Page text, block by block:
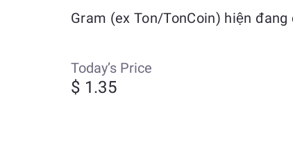
Gram (ex Ton/TonCoin) hiện
Today’s Price
$ 1.35